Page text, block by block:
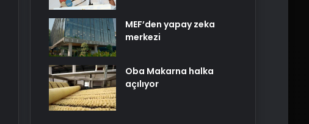
MEF’den yapay zeka
merkezi
Oba Makarna halka
açılıyor